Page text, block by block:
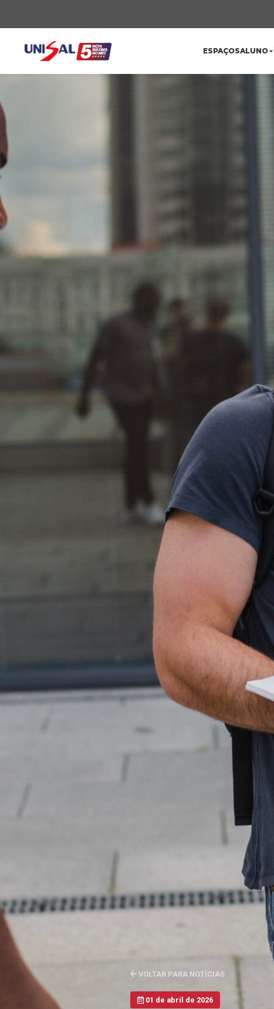
ESPAÇOSALUNO
VOLTAR PARA NOTÍCIAS
01 de abril de 2026